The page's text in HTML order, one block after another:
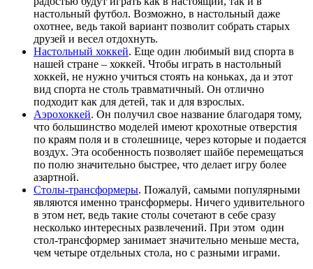
настольный футбол. Возможно, в настольный даже
охотнее, ведь такой вариант позволит собрать старых
друзей и весел отдохнуть.
Настольный хоккей. Еще один любимый вид спорта в
нашей стране – хоккей. Чтобы играть в настольный
хоккей, не нужно учиться стоять на коньках, да и этот
вид спорта не столь травматичный. Он отлично
подходит как для детей, так и для взрослых.
Аэрохоккей. Он получил свое название благодаря тому,
что большинство моделей имеют крохотные отверстия
по краям поля и в столешнице, через которые и подается
воздух. Эта особенность позволяет шайбе перемещаться
по полю значительно быстрее, что делает игру более
азартной.
Столы-трансформеры. Пожалуй, самыми популярными
являются именно трансформеры. Ничего удивительного
в этом нет, ведь такие столы сочетают в себе сразу
несколько интересных развлечений. При этом один
стол-трансформер занимает значительно меньше места,
чем четыре отдельных стола, но с разными играми.